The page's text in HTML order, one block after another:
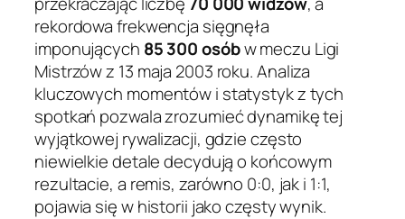
rekordowa frekwencja sięgnęła
imponujących 85 300 osóbw meczu Ligi
Mistrzów z 13 maja 2003 roku. Analiza
kluczowych momentów i statystyk z tych
spotkań pozwala zrozumieć dynamikę tej
wyjątkowej rywalizacji, gdzie często
niewielkie detale decydują o końcowym
rezultacie, a remis, zarówno 0:0, jak i 1:1,
pojawia się w historii jako częsty wynik.